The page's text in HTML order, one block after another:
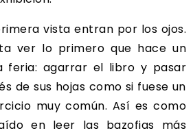
vista entran por los ojos.
ver lo primero que hace un
feria: agarrar el libro y pasar
de sus hojas como si fuese un
muy común. Así es como
en leer las bazofias más